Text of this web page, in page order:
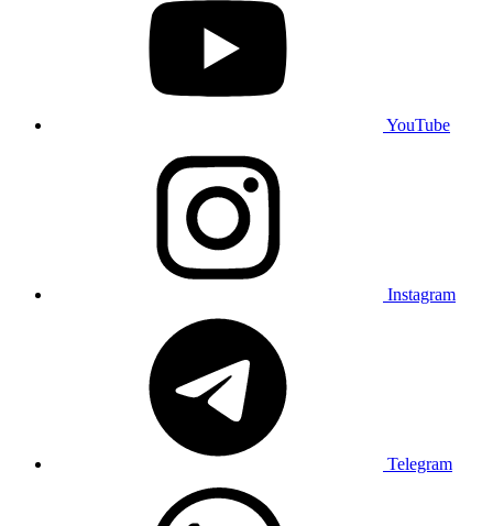
YouTube
Instagram
Telegram